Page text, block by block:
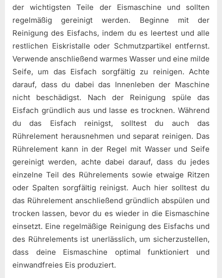
der wichtigsten Teile der Eismaschine und sollten
regelmäßig gereinigt werden. Beginne mit der
Reinigung des Eisfachs, indem du es leertest und alle
restlichen Eiskristalle oder Schmutzpartikel entfernst.
Verwende anschließend warmes Wasser und eine milde
Seife, um das Eisfach sorgfältig zu reinigen. Achte
darauf, dass du dabei das Innenleben der Maschine
nicht beschädigst. Nach der Reinigung spüle das
Eisfach gründlich aus und lasse es trocknen. Während
du das Eisfach reinigst, solltest du auch das
Rührelement herausnehmen und separat reinigen. Das
Rührelement kann in der Regel mit Wasser und Seife
gereinigt werden, achte dabei darauf, dass du jedes
einzelne Teil des Rührelements sowie etwaige Ritzen
oder Spalten sorgfältig reinigst. Auch hier solltest du
das Rührelement anschließend gründlich abspülen und
trocken lassen, bevor du es wieder in die Eismaschine
einsetzt. Eine regelmäßige Reinigung des Eisfachs und
des Rührelements ist unerlässlich, um sicherzustellen,
dass deine Eismaschine optimal funktioniert und
einwandfreies Eis produziert.